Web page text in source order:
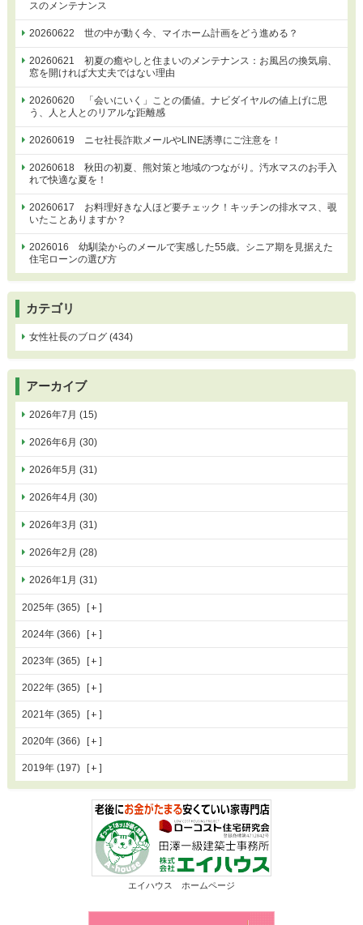
スのメンテナンス
20260622 世の中が動く今、マイホーム計画をどう進める？
20260621 初夏の癒やしと住まいのメンテナンス：お風呂の換気扇、
窓を開ければ大丈夫ではない理由
20260620 「会いにいく」ことの価値。ナビダイヤルの値上げに思
う、人と人とのリアルな距離感
20260619 ニセ社長詐欺メールやLINE誘導にご注意を！
20260618 秋田の初夏、熊対策と地域のつながり。汚水マスのお手入
れで快適な夏を！
20260617 お料理好きな人ほど要チェック！キッチンの排水マス、覗
いたことありますか？
2026016 幼馴染からのメールで実感した55歳。シニア期を見据えた
住宅ローンの選び方
カテゴリ
女性社長のブログ (434)
アーカイブ
2026年7月 (15)
2026年6月 (30)
2026年5月 (31)
2026年4月 (30)
2026年3月 (31)
2026年2月 (28)
2026年1月 (31)
2025年 (365)
2024年 (366)
2023年 (365)
2022年 (365)
2021年 (365)
2020年 (366)
2019年 (197)
エイハウス ホームページ